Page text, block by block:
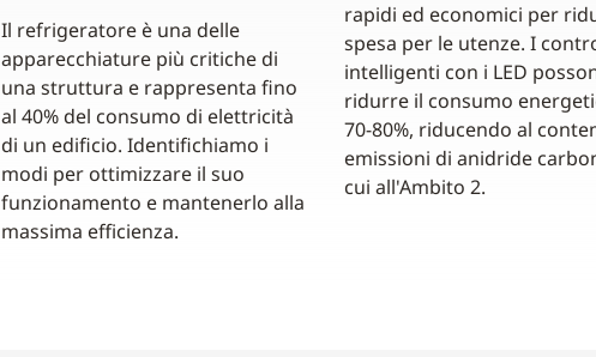
Il refrigeratore è una delle
apparecchiature più critiche di
una struttura e rappresenta fino
al 40% del consumo di elettricità
di un edificio. Identifichiamo i
modi per ottimizzare il suo
funzionamento e mantenerlo alla
massima efficienza.
rapidi ed economici per
spesa per le utenze. I
intelligenti con i LED
ridurre il consumo
70-80%, riducendo al
emissioni di anidride
cui all'Ambito 2.